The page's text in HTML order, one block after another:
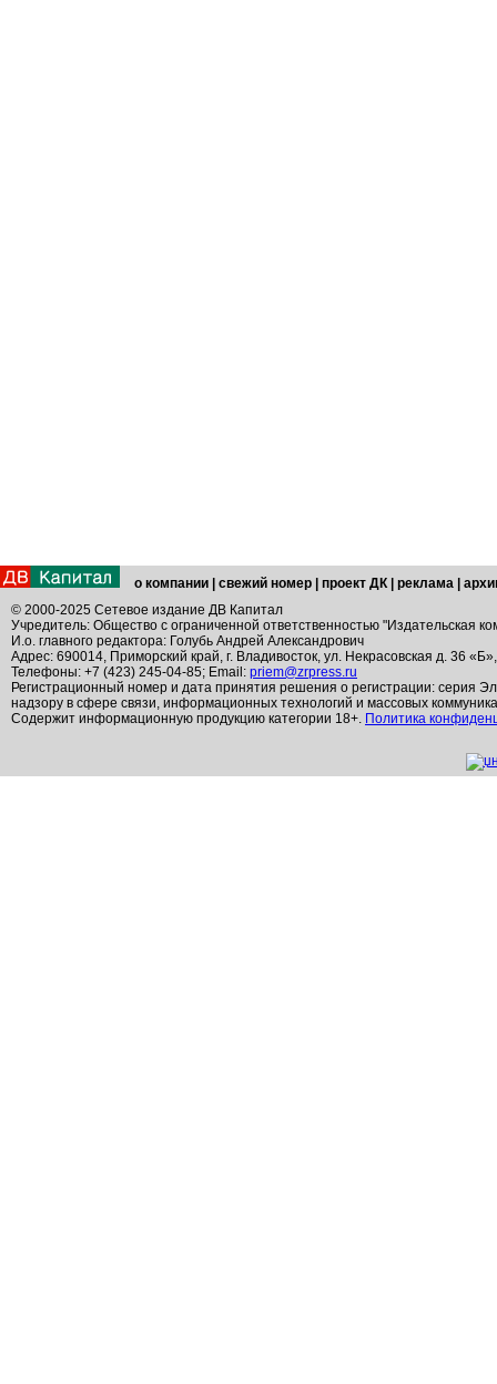
о компании свежий номер проект ДК реклама
© 2000-2025 Сетевое издание ДВ Капитал
Учредитель: Общество с ограниченной ответственностью "Издательская
И.о. главного редактора: Голубь Андрей Александрович
Адрес: 690014, Приморский край, г. Владивосток, ул. Некрасовская д. 36
Телефоны: +7 (423) 245-04-85; Email: priem@zrpress.ru
Регистрационный номер и дата принятия решения о регистрации: серия
надзору в сфере связи, информационных технологий и массовых
Содержит информационную продукцию категории 18+. Политика